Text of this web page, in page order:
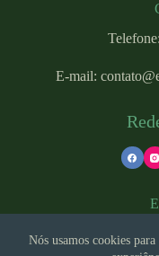
Nós usamos cookies
E-mail: